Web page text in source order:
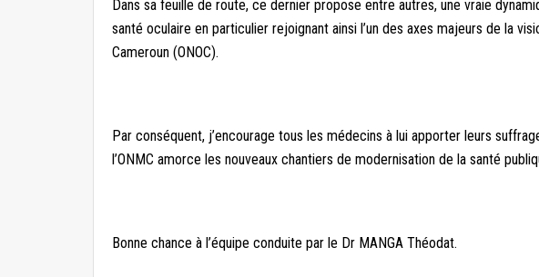
Dans sa feuille de route, ce dernier propose entre autres, une vraie
santé oculaire en particulier rejoignant ainsi l’un des axes majeurs de la
Cameroun (ONOC).
Par conséquent, j’encourage tous les médecins à lui apporter leurs
l’ONMC amorce les nouveaux chantiers de modernisation de la santé
Bonne chance à l’équipe conduite par le Dr MANGA Théodat.